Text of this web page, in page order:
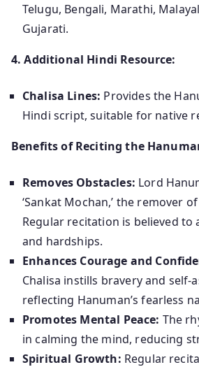
Telugu, Bengali, Marathi,
Gujarati.
4. Additional Hindi Resource:
Chalisa Lines: Provides the
Hindi script, suitable for native
Benefits of Reciting the
Removes Obstacles: Lord
‘Sankat Mochan,’ the remover
Regular recitation is believed to
and hardships.
Enhances Courage and
Chalisa instills bravery and self-
reflecting Hanuman’s fearless
Promotes Mental Peace: The
in calming the mind, reducing
Spiritual Growth: Regular